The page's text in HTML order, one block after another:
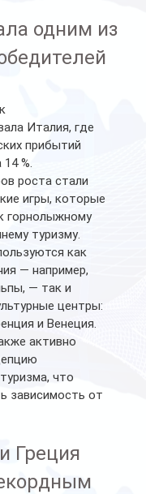
одним из
Италия, где
прибытий
%.
роста стали
игры, которые
горнолыжному
туризму.
как
— например,
— так и
центры:
и Венеция.
активно
что
зависимость от
Греция